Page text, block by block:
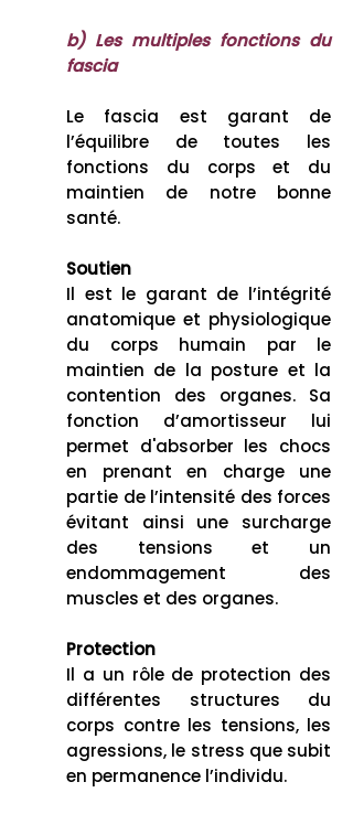
b) Les multiples fonctions du
fascia
Le fascia est garant de
l’équilibre de toutes les
fonctions du corps et du
maintien de notre bonne
santé.
Soutien
Il est le garant de l’intégrité
anatomique et physiologique
du corps humain par le
maintien de la posture et la
contention des organes. Sa
fonction d’amortisseur lui
permet d'absorber les chocs
en prenant en charge une
partie de l’intensité des forces
évitant ainsi une surcharge
des tensions et un
endommagement des
muscles et des organes.
Protection
Il a un rôle de protection des
différentes structures du
corps contre les tensions, les
agressions, le stress que subit
en permanence l’individu.